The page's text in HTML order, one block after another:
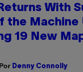
With
the Machine
19 New
Por Denny Connolly